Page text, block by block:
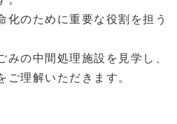
化のために重要な役割を担う
みの中間処理施設を見学し、
ご理解いただきます。